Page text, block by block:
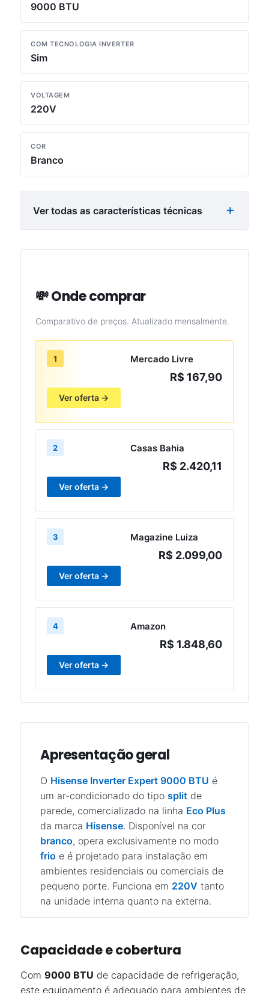
9000 BTU
COM TECNOLOGIA INVERTER
Sim
VOLTAGEM
220V
COR
Branco
Ver todas as características técnicas
💸 Onde comprar
Comparativo de preços. Atualizado mensalmente.
1 Mercado Livre
R$ 167,90
Ver oferta →
2 Casas Bahia
R$ 2.420,11
Ver oferta →
3 Magazine Luiza
R$ 2.099,00
Ver oferta →
4 Amazon
R$ 1.848,60
Ver oferta →
Apresentação geral
O Hisense Inverter Expert 9000 BTU é
um ar-condicionado do tipo split de
parede, comercializado na linha Eco Plus
da marca Hisense. Disponível na cor
branco, opera exclusivamente no modo
frio e é projetado para instalação em
ambientes residenciais ou comerciais de
pequeno porte. Funciona em 220V tanto
na unidade interna quanto na externa.
Capacidade e cobertura
Com 9000 BTU de capacidade de refrigeração,
este equipamento é adequado para ambientes de